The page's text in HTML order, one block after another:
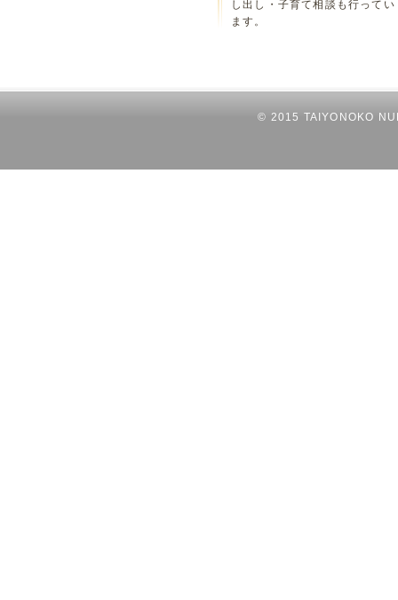
し出し・子育て相談も行ってい
ます。
© 2015 TAIYONOKO